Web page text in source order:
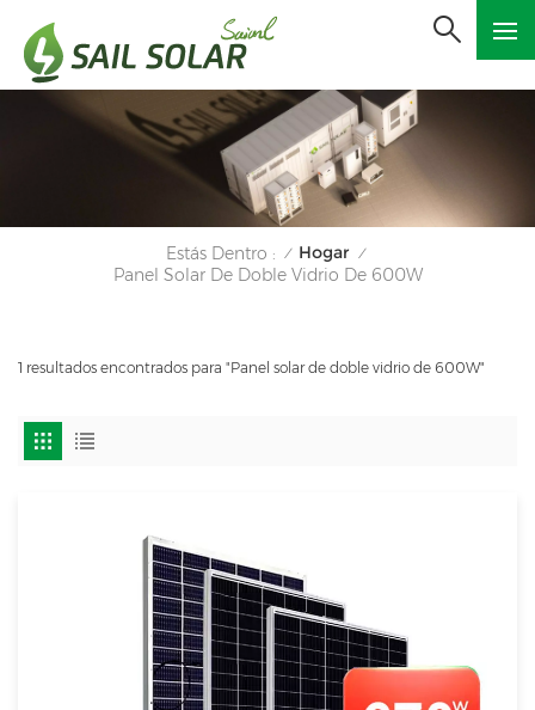
Estás Dentro : / Hogar /
Panel Solar De Doble Vidrio De 600W
1 resultados encontrados para "Panel solar de doble vidrio de 600W"